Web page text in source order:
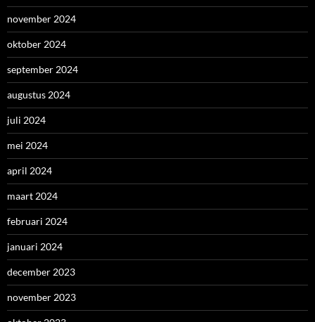
november 2024
oktober 2024
september 2024
augustus 2024
juli 2024
mei 2024
april 2024
maart 2024
februari 2024
januari 2024
december 2023
november 2023